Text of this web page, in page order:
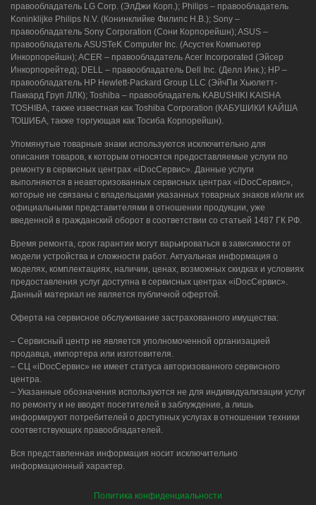
правообладатель LG Corp. (ЭлДжи Корп.); Philips – правообладатель
Koninklijke Philips N.V. (Конинклийке Филипс Н.В.); Sony –
правообладатель Sony Corporation (Сони Корпорейшн); ASUS –
правообладатель ASUSTeK Computer Inc. (Асустек Компьютер
Инкорпорейшн); ACER – правообладатель Acer Incorporated (Эйсер
Инкорпорейтед); DELL – правообладатель Dell Inc. (Делл Инк.); HP –
правообладатель HP Hewlett-Packard Group LLC (ЭйчПи Хьюлетт-
Паккард Груп ЛЛК); Toshiba – правообладатель KABUSHIKI KAISHA
TOSHIBA, также известная как Toshiba Corporation (КАБУШИКИ КАЙША
ТОШИБА, также торгующая как Тосиба Корпорейшн).
Упомянутые товарные знаки используются исключительно для
описания товаров, к которым относятся предоставляемые услуги по
ремонту в сервисных центрах «iDocСервис». Данные услуги
выполняются в неавторизованных сервисных центрах «iDocСервис»,
которые не связаны с владельцами указанных товарных знаков и/или их
официальными представителями в отношении продукции, уже
введенной в гражданский оборот в соответствии со статьей 1487 ГК РФ.
Время ремонта, срок гарантии могут варьироваться в зависимости от
модели устройства и сложности работ. Актуальная информация о
моделях, комплектациях, наличии, ценах, возможных скидках и условиях
предоставления услуг доступна в сервисных центрах «iDocСервис».
Данный материал не является публичной офертой.
Оферта на сервисное обслуживание застрахованного имущества:
– Сервисный центр не является уполномоченной организацией
продавца, импортера или изготовителя.
– СЦ «iDocСервис» не имеет статуса авторизованного сервисного
центра.
– Указанные обозначения используются не для индивидуализации услуг
по ремонту и не вводят посетителей в заблуждение, а лишь
информируют потребителей о доступных услугах в отношении техники
соответствующих правообладателей.
Вся представленная информация носит исключительно
информационный характер.
Политика конфиденциальности